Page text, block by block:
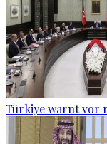
Türkiye warnt vor